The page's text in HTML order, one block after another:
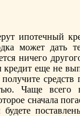
ипотечный
может дать
ничего
еще не
средств
Чаще всего
сначала